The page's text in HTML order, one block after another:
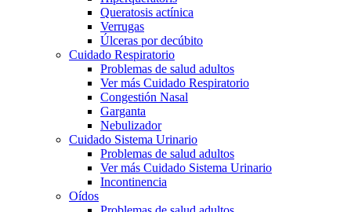
Queratosis actínica
Verrugas
Úlceras por decúbito
Cuidado Respiratorio
Problemas de salud adultos
Ver más Cuidado Respiratorio
Congestión Nasal
Garganta
Nebulizador
Cuidado Sistema Urinario
Problemas de salud adultos
Ver más Cuidado Sistema Urinario
Incontinencia
Oídos